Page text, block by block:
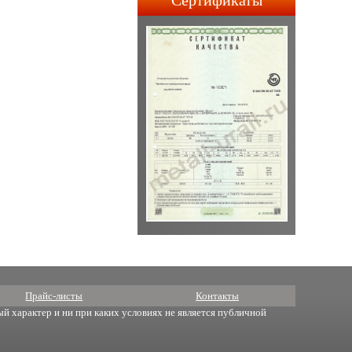
строительства АПЛ 4-го и
5-го поколений.
Прайс-листы Контакты
характер и ни при каких условиях не является публичной